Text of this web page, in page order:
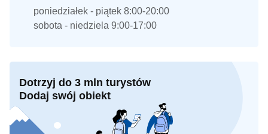
poniedziałek - piątek 8:00-20:00
sobota - niedziela 9:00-17:00
Dotrzyj do 3 mln turystów
Dodaj swój obiekt